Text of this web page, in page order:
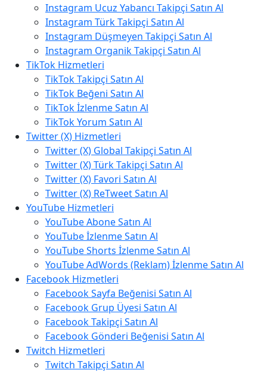
Instagram Ucuz Yabancı Takipçi Satın Al
Instagram Türk Takipçi Satın Al
Instagram Düşmeyen Takipçi Satın Al
Instagram Organik Takipçi Satın Al
TikTok Hizmetleri
TikTok Takipçi Satın Al
TikTok Beğeni Satın Al
TikTok İzlenme Satın Al
TikTok Yorum Satın Al
Twitter (X) Hizmetleri
Twitter (X) Global Takipçi Satın Al
Twitter (X) Türk Takipçi Satın Al
Twitter (X) Favori Satın Al
Twitter (X) ReTweet Satın Al
YouTube Hizmetleri
YouTube Abone Satın Al
YouTube İzlenme Satın Al
YouTube Shorts İzlenme Satın Al
YouTube AdWords (Reklam) İzlenme Satın Al
Facebook Hizmetleri
Facebook Sayfa Beğenisi Satın Al
Facebook Grup Üyesi Satın Al
Facebook Takipçi Satın Al
Facebook Gönderi Beğenisi Satın Al
Twitch Hizmetleri
Twitch Takipçi Satın Al